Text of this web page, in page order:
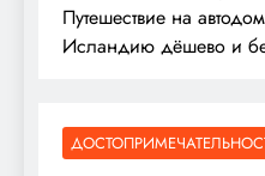
Путешествие на
Исландию дёшево и